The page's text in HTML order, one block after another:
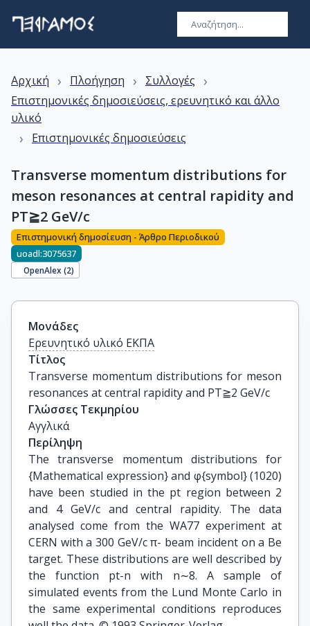
Αρχική › Πλοήγηση › Συλλογές ›
Επιστημονικές δημοσιεύσεις, ερευνητικό και άλλο
υλικό
› Επιστημονικές δημοσιεύσεις
Transverse momentum distributions for
meson resonances at central rapidity and
PT≧2 GeV/c
Επιστημονική δημοσίευση - Άρθρο Περιοδικού
uoadl:3075637
OpenAlex (2)
Μονάδες
Ερευνητικό υλικό ΕΚΠΑ
Τίτλος
Transverse momentum distributions for meson
resonances at central rapidity and PT≧2 GeV/c
Γλώσσες Τεκμηρίου
Αγγλικά
Περίληψη
The transverse momentum distributions for
{Mathematical expression} and φ{symbol} (1020)
have been studied in the pt region between 2
and 4 GeV/c and central rapidity. The data
analysed come from the WA77 experiment at
CERN with a 300 GeV/c π- beam incident on a Be
target. These distributions are well described by
the function pt-n with n∼8. A sample of
simulated events from the Lund Monte Carlo in
the same experimental conditions reproduces